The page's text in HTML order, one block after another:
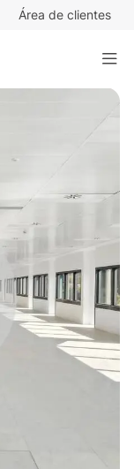
Área de clientes
del Loira.